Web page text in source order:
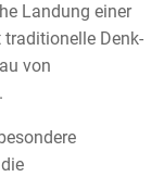
Landung einer
Denk-
von